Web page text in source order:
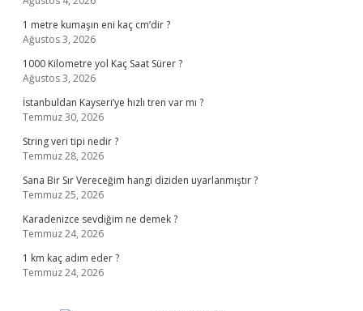
1 metre kumaşın eni kaç cm’dir ?
Ağustos 3, 2026
1000 Kilometre yol Kaç Saat Sürer ?
Ağustos 3, 2026
İstanbuldan Kayseri’ye hızlı tren var mı ?
Temmuz 30, 2026
String veri tipi nedir ?
Temmuz 28, 2026
Sana Bir Sır Vereceğim hangi diziden uyarlanmıştır ?
Temmuz 25, 2026
Karadenizce sevdiğim ne demek ?
Temmuz 24, 2026
1 km kaç adım eder ?
Temmuz 24, 2026